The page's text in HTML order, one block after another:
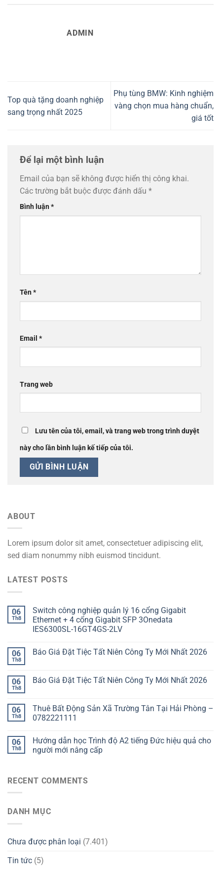
ADMIN
Top quà tặng doanh nghiệp
sang trọng nhất 2025
Phụ tùng BMW: Kinh nghiệm
vàng chọn mua hàng chuẩn,
giá tốt
Để lại một bình luận
Email của bạn sẽ không được hiển thị công khai.
Các trường bắt buộc được đánh dấu *
Bình luận*
Tên*
Email *
Trang web
Lưu tên của tôi, email, và trang web trong trình duyệt
này cho lần bình luận kế tiếp của tôi.
ABOUT
Lorem ipsum dolor sit amet, consectetuer adipiscing elit,
sed diam nonummy nibh euismod tincidunt.
LATEST POSTS
06
Th8
Switch công nghiệp quản lý 16 cổng Gigabit
Ethernet + 4 cổng Gigabit SFP 3Onedata
IES6300SL-16GT4GS-2LV
06
Th8
Báo Giá Đặt Tiệc Tất Niên Công Ty Mới Nhất 2026
06
Th8
Báo Giá Đặt Tiệc Tất Niên Công Ty Mới Nhất 2026
06
Th8
Thuê Bất Động Sản Xã Trường Tân Tại Hải Phòng –
0782221111
06
Th8
Hướng dẫn học Trình độ A2 tiếng Đức hiệu quả cho
người mới nâng cấp
RECENT COMMENTS
DANH MỤC
Chưa được phân loại (7.401)
Tin tức (5)